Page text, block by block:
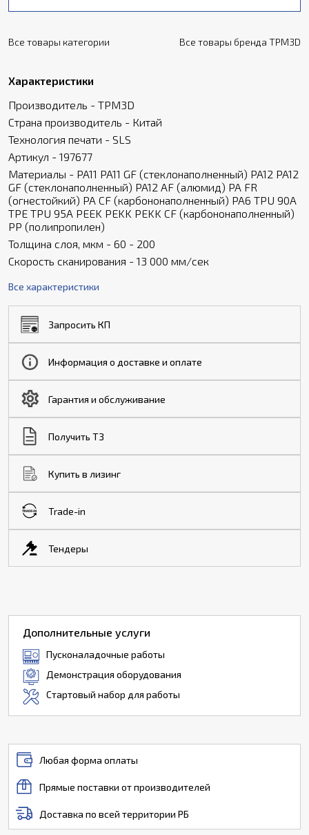
Все товары категории Все товары бренда TPM3D
Характеристики
Производитель - TPM3D
Страна производитель - Китай
Технология печати - SLS
Артикул - 197677
Материалы - PA11 PA11 GF (стеклонаполненный) PA12 PA12
GF (стеклонаполненный) PA12 AF (алюмид) PA FR
(огнестойкий) PA CF (карбононаполненный) PA6 TPU 90A
TPE TPU 95A PEEK PEKK PEKK CF (карбононаполненный)
PP (полипропилен)
Толщина слоя, мкм - 60 - 200
Скорость сканирования - 13 000 мм/сек
Все характеристики
Запросить КП
Информация о доставке и оплате
Гарантия и обслуживание
Получить ТЗ
Купить в лизинг
Trade-in
Тендеры
Дополнительные услуги
Пусконаладочные работы
Демонстрация оборудования
Стартовый набор для работы
Любая форма оплаты
Прямые поставки от производителей
Доставка по всей территории РБ